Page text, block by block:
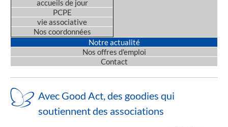
accueils de jour
PCPE
vie associative
Nos coordonnées
Notre actualité
Nos offres d'emploi
Contact
Avec Good Act, des goodies qui
soutiennent des associations